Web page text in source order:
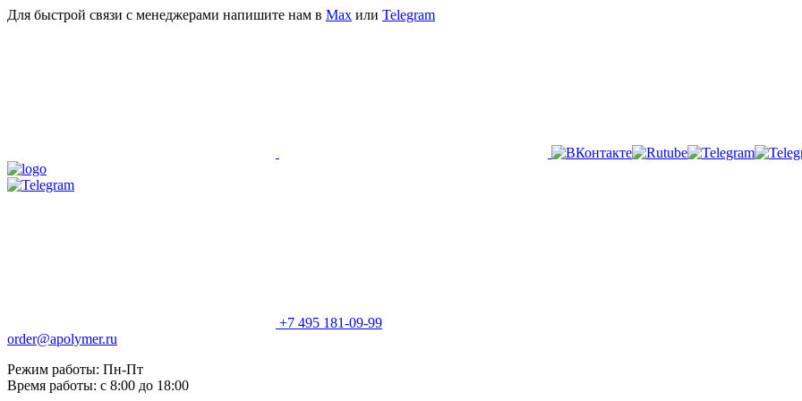
Для быстрой связи с менеджерами напишите нам в Мах или Telegram
+7 495 181-09-99
order@apolymer.ru
Режим работы: Пн-Пт
Время работы: с 8:00 до 18:00